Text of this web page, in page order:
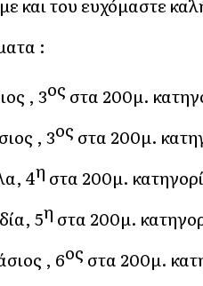
:
, 3ος στα 200μ.
, 3ος στα 200μ.
4η στα 200μ.
5η στα 200μ.
, 6ος στα 200μ.